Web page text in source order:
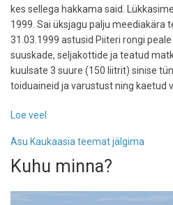
kes sellega hakkama said.
1999. Sai üksjagu palju meediakära
31.03.1999 astusid Piiteri rongi
suuskade, seljakottide ja teatud
kuulsate 3 suure (150 liitrit) sinise
toiduaineid ja varustust ning kaetud
Loe veel
Elbruselt
Asu Kaukaasia teemat jälgima
Kuhu minna?